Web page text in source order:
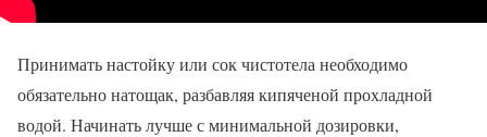
Принимать настойку или сок чистотела необходимо
обязательно натощак, разбавляя кипяченой прохладной
водой. Начинать лучше с минимальной дозировки,